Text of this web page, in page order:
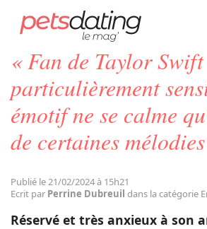
Chien
Chat
PETS DATING ACTUALITÉS EMOTION
« Fan de Taylor
particulièrement
émotif ne se calme
de certaines mélodies
Publié le 21/02/2024 à 15h21
Ecrit par Perrine Dubreuil dans la catégorie
Réservé et très anxieux à son